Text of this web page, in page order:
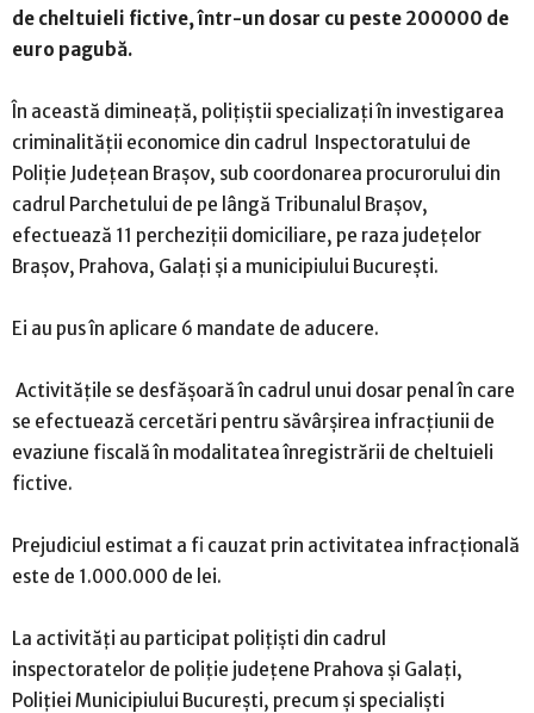
de cheltuieli fictive, într-un dosar cu peste 200000 de
euro pagubă.
În această dimineață, poliţiştii specializați în investigarea
criminalității economice din cadrul Inspectoratului de
Poliţie Judeţean Brașov, sub coordonarea procurorului din
cadrul Parchetului de pe lângă Tribunalul Brașov,
efectuează 11 percheziții domiciliare, pe raza județelor
Brașov, Prahova, Galați și a municipiului București.
Ei au pus în aplicare 6 mandate de aducere.
Activitățile se desfășoară în cadrul unui dosar penal în care
se efectuează cercetări pentru săvârșirea infracțiunii de
evaziune fiscală în modalitatea înregistrării de cheltuieli
fictive.
Prejudiciul estimat a fi cauzat prin activitatea infracțională
este de 1.000.000 de lei.
La activități au participat polițiști din cadrul
inspectoratelor de poliție județene Prahova și Galați,
Poliției Municipiului București, precum și specialiști